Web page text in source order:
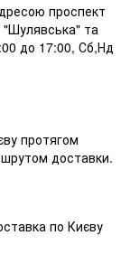
проспект
та
до 17:00, Сб,Нд
протягом
доставки.
по Києву